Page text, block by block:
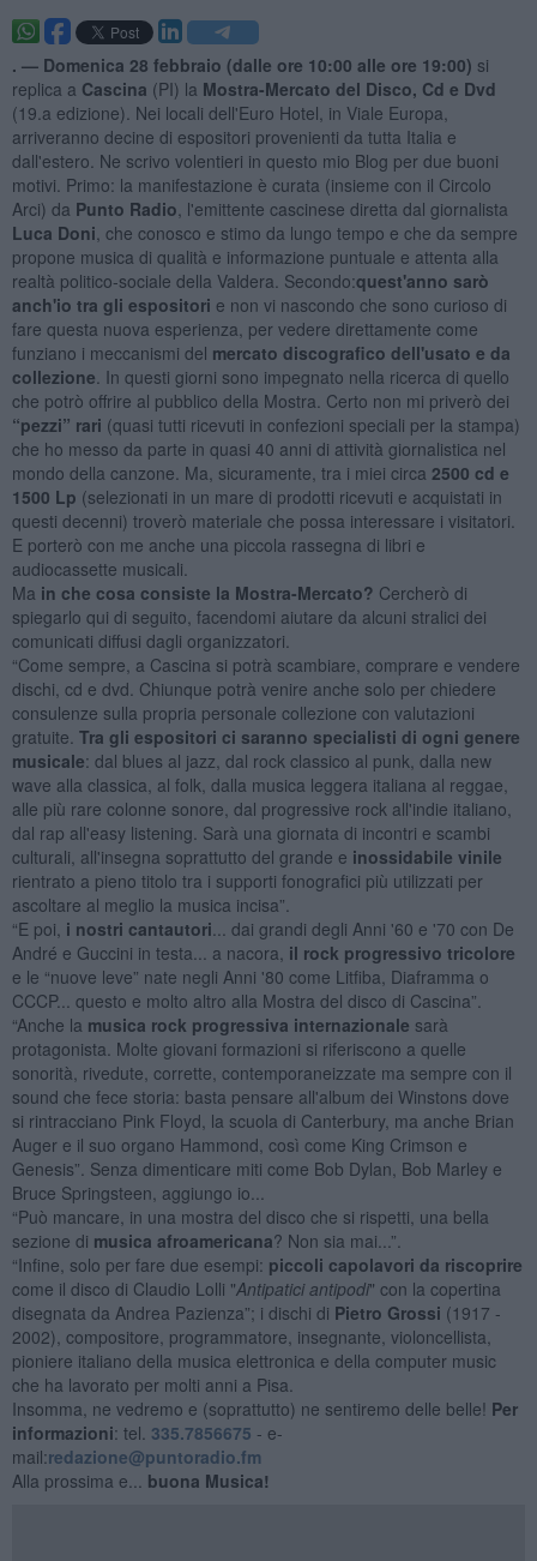
. — Domenica 28 febbraio (dalle ore 10:00 alle ore 19:00) si
replica a Cascina (PI) la Mostra-Mercato del Disco, Cd e Dvd
(19.a edizione). Nei locali dell'Euro Hotel, in Viale Europa,
arriveranno decine di espositori provenienti da tutta Italia e
dall'estero. Ne scrivo volentieri in questo mio Blog per due buoni
motivi. Primo: la manifestazione è curata (insieme con il Circolo
Arci) da Punto Radio , l'emittente cascinese diretta dal giornalista
Luca Doni , che conosco e stimo da lungo tempo e che da sempre
propone musica di qualità e informazione puntuale e attenta alla
realtà politico-sociale della Valdera. Secondo:quest'anno sarò
anch'io tra gli espositori e non vi nascondo che sono curioso di
fare questa nuova esperienza, per vedere direttamente come
funziano i meccanismi del mercato discografico dell'usato e da
collezione . In questi giorni sono impegnato nella ricerca di quello
che potrò offrire al pubblico della Mostra. Certo non mi priverò dei
“pezzi” rari (quasi tutti ricevuti in confezioni speciali per la stampa)
che ho messo da parte in quasi 40 anni di attività giornalistica nel
mondo della canzone. Ma, sicuramente, tra i miei circa 2500 cd e
1500 Lp (selezionati in un mare di prodotti ricevuti e acquistati in
questi decenni) troverò materiale che possa interessare i visitatori.
E porterò con me anche una piccola rassegna di libri e
audiocassette musicali.
Ma in che cosa consiste la Mostra-Mercato? Cercherò di
spiegarlo qui di seguito, facendomi aiutare da alcuni stralici dei
comunicati diffusi dagli organizzatori.
“Come sempre, a Cascina si potrà scambiare, comprare e vendere
dischi, cd e dvd. Chiunque potrà venire anche solo per chiedere
consulenze sulla propria personale collezione con valutazioni
gratuite. Tra gli espositori ci saranno specialisti di ogni genere
musicale: dal blues al jazz, dal rock classico al punk, dalla new
wave alla classica, al folk, dalla musica leggera italiana al reggae,
alle più rare colonne sonore, dal progressive rock all'indie italiano,
dal rap all'easy listening. Sarà una giornata di incontri e scambi
culturali, all'insegna soprattutto del grande e inossidabile vinile
rientrato a pieno titolo tra i supporti fonografici più utilizzati per
ascoltare al meglio la musica incisa”.
“E poi, i nostri cantautori ... dai grandi degli Anni '60 e '70 con De
André e Guccini in testa... a nacora, il rock progressivo tricolore
e le “nuove leve” nate negli Anni '80 come Litfiba, Diaframma o
CCCP... questo e molto altro alla Mostra del disco di Cascina”.
“Anche la musica rock progressiva internazionale sarà
protagonista. Molte giovani formazioni si riferiscono a quelle
sonorità, rivedute, corrette, contemporaneizzate ma sempre con il
sound che fece storia: basta pensare all'album dei Winstons dove
si rintracciano Pink Floyd, la scuola di Canterbury, ma anche Brian
Auger e il suo organo Hammond, così come King Crimson e
Genesis”. Senza dimenticare miti come Bob Dylan, Bob Marley e
Bruce Springsteen, aggiungo io...
“Può mancare, in una mostra del disco che si rispetti, una bella
sezione di musica afroamericana? Non sia mai...”.
“Infine, solo per fare due esempi: piccoli capolavori da riscoprire
come il disco di Claudio Lolli "Antipatici antipodi" con la copertina
disegnata da Andrea Pazienza”; i dischi di Pietro Grossi (1917 -
2002), compositore, programmatore, insegnante, violoncellista,
pioniere italiano della musica elettronica e della computer music
che ha lavorato per molti anni a Pisa.
Insomma, ne vedremo e (soprattutto) ne sentiremo delle belle! Per
informazioni: tel. 335.7856675 - e-
mail:redazione@puntoradio.fm
Alla prossima e... buona Musica!